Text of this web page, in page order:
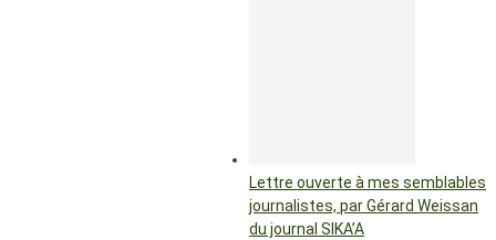
Lettre ouverte à mes semblables
journalistes, par Gérard Weissan
du journal SIKA’A